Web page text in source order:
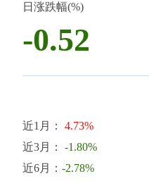
日涨跌幅(%)
-0.52
近1月： 4.73%
近3月： -1.80%
近6月： -2.78%